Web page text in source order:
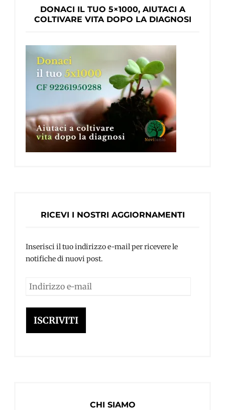
DONACI IL TUO 5×1000, AIUTACI A
COLTIVARE VITA DOPO LA DIAGNOSI
RICEVI I NOSTRI AGGIORNAMENTI
Inserisci il tuo indirizzo e-mail per ricevere le
notifiche di nuovi post.
Indirizzo
mail
ISCRIVITI
CHI SIAMO